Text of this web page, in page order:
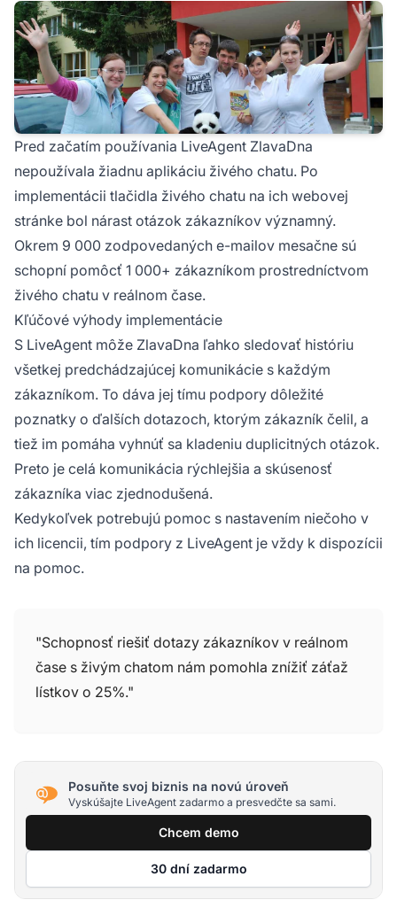
Pred začatím používania LiveAgent ZlavaDna
nepoužívala žiadnu aplikáciu živého chatu. Po
implementácii tlačidla živého chatu na ich webovej
stránke bol nárast otázok zákazníkov významný.
Okrem 9 000 zodpovedaných e-mailov mesačne sú
schopní pomôcť 1 000+ zákazníkom prostredníctvom
živého chatu v reálnom čase.
Kľúčové výhody implementácie
S LiveAgent môže ZlavaDna ľahko sledovať históriu
všetkej predchádzajúcej komunikácie s každým
zákazníkom. To dáva jej tímu podpory dôležité
poznatky o ďalších dotazoch, ktorým zákazník čelil, a
tiež im pomáha vyhnúť sa kladeniu duplicitných otázok.
Preto je celá komunikácia rýchlejšia a skúsenosť
zákazníka viac zjednodušená.
Kedykoľvek potrebujú pomoc s nastavením niečoho v
ich licencii, tím podpory z LiveAgent je vždy k dispozícii
na pomoc.
"Schopnosť riešiť dotazy zákazníkov v reálnom
čase s živým chatom nám pomohla znížiť záťaž
lístkov o 25%."
Posuňte svoj biznis na novú úroveň
Vyskúšajte LiveAgent zadarmo a presvedčte sa sami.
Chcem demo
30 dní zadarmo